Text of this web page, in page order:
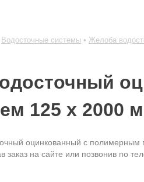
Водосточные системы Желоба
125 х 2000
оцинкованный с
заказ на сайте или позвонив по